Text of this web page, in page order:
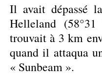
Il avait dépassé
Helleland
trouvait à 3 km
quand il attaqua
« Sunbeam ».